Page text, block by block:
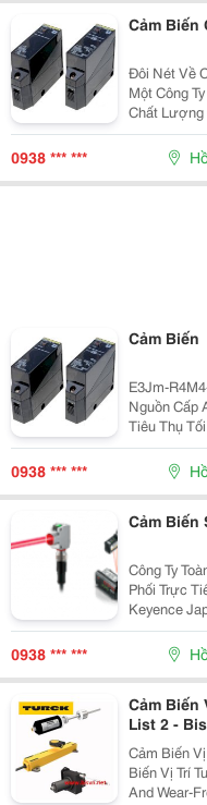
Cảm Biến
Đôi Nét Về Cty: Toàn Thịnh Phát Được Biết
Một Công
Chất Lượng
Thế? Và
Thịnh Phát
0938 *** ***
Cảm Biến
E3Jm-
Nguồn Cấp
Tiêu Thụ Tối Đa 3W. Khoảng
10M, Ngỏ Ra
Light-On/
0938 *** ***
Cảm Biến
Công Ty
Phối Trực
Keyence
Các Model
-12, Fu -
0938 *** ***
Cảm Biến
List 2 - Bis
Cảm Biến Vị
Biến Vị Trí
And Wear-